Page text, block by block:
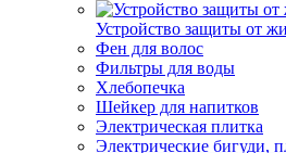
Устройство защиты от
Фен для волос
Фильтры для воды
Хлебопечка
Шейкер для напитков
Электрическая плитка
Электрические бигуди,